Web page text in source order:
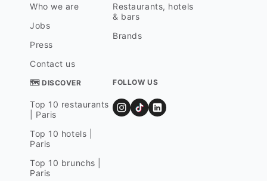
Who we are
Jobs
Press
Contact us
Restaurants, hotels
& bars
Brands
🗺 DISCOVER
Top 10 restaurants
| Paris
Top 10 hotels |
Paris
Top 10 brunchs |
Paris
FOLLOW US